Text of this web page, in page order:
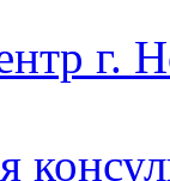
г.